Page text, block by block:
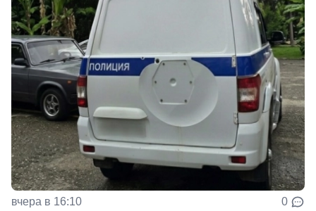
вчера в 16:10 0